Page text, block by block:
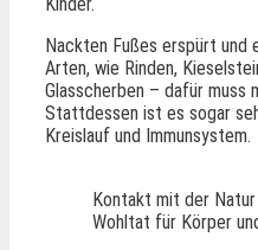
Nackten Fußes erspürt und
Arten, wie Rinden,
Glasscherben – dafür muss
Stattdessen ist es sogar
Kreislauf und Immunsystem.
Kontakt mit der
Wohltat für Körper